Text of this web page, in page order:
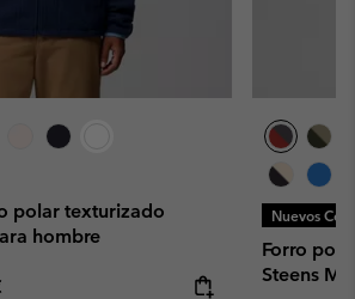
polar texturizado
hombre
price:
Nuevos
Forro
Steens